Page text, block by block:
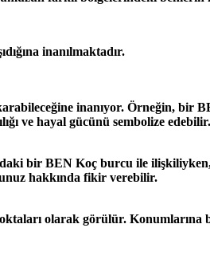
inanılmaktadır.
inanıyor. Örneğin, bir
ve hayal gücünü sembolize edebilir.
bir BEN Koç burcu ile
hakkında fikir verebilir.
olarak görülür.